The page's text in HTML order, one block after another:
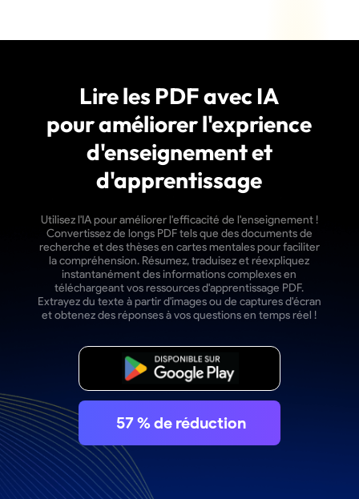
Lire les PDF avec IA
pour améliorer l'exprience
d'enseignement et
d'apprentissage
Utilisez l'IA pour améliorer l'efficacité de l'enseignement !
Convertissez de longs PDF tels que des documents de
recherche et des thèses en cartes mentales pour faciliter
la compréhension. Résumez, traduisez et réexpliquez
instantanément des informations complexes en
téléchargeant vos ressources d'apprentissage PDF.
Extrayez du texte à partir d'images ou de captures d'écran
et obtenez des réponses à vos questions en temps réel !
Télécharger
57 % de réduction